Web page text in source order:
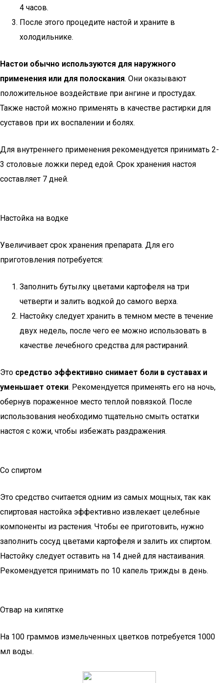
4 часов.
После этого процедите настой и храните в
холодильнике.
Настои обычно используются для наружного
применения или для полоскания. Они оказывают
положительное воздействие при ангине и простудах.
Также настой можно применять в качестве растирки для
суставов при их воспалении и болях.
Для внутреннего применения рекомендуется принимать 2-
3 столовые ложки перед едой. Срок хранения настоя
составляет 7 дней.
Настойка на водке
Увеличивает срок хранения препарата. Для его
приготовления потребуется:
Заполнить бутылку цветами картофеля на три
четверти и залить водкой до самого верха.
Настойку следует хранить в темном месте в течение
двух недель, после чего ее можно использовать в
качестве лечебного средства для растираний.
Это средство эффективно снимает боли в суставах и
уменьшает отеки. Рекомендуется применять его на ночь,
обернув пораженное место теплой повязкой. После
использования необходимо тщательно смыть остатки
настоя с кожи, чтобы избежать раздражения.
Со спиртом
Это средство считается одним из самых мощных, так как
спиртовая настойка эффективно извлекает целебные
компоненты из растения. Чтобы ее приготовить, нужно
заполнить сосуд цветами картофеля и залить их спиртом.
Настойку следует оставить на 14 дней для настаивания.
Рекомендуется принимать по 10 капель трижды в день.
Отвар на кипятке
На 100 граммов измельченных цветков потребуется 1000
мл воды.